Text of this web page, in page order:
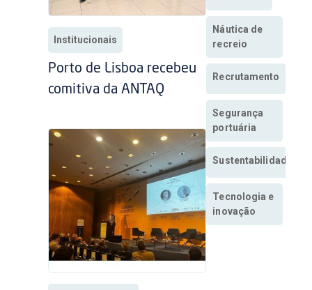
Institucionais
Porto de Lisboa recebeu
comitiva da ANTAQ
Náutica de
recreio
Recrutamento
Segurança
portuária
Sustentabilidade
Tecnologia e
inovação